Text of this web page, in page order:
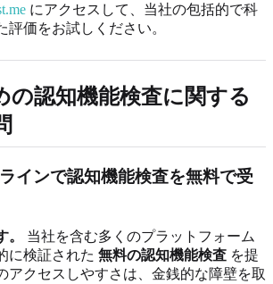
にアクセスして、当社の包括的で科
評価をお試しください。
の認知機能検査に関する
インで認知機能検査を無料で受
当社を含む多くのプラットフォーム
に検証された 無料の認知機能検査 を提
アクセスしやすさは、金銭的な障壁を取